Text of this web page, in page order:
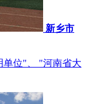
新乡市
单位"、 "河南省大